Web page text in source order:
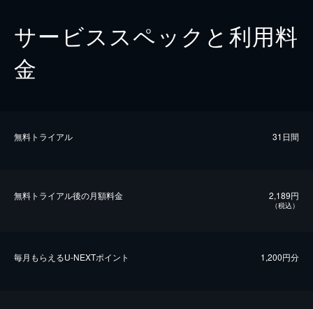
サービススペックと利用料
金
無料トライアル 31日間
無料トライアル後の⽉額料金 2,189円
（税込）
毎⽉もらえるU-NEXTポイント 1,200円分